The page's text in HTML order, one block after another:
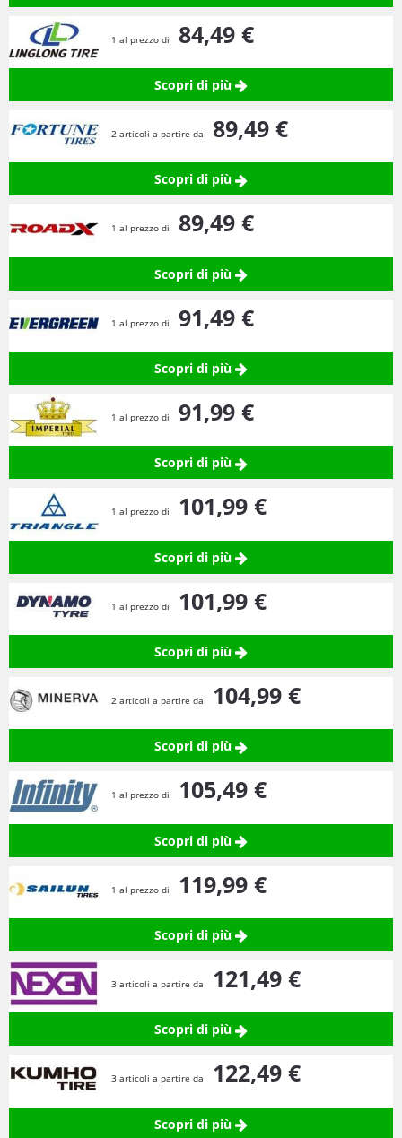
1 al prezzo di 84,49 €
Scopri di più
2 articoli a partire da 89,49 €
Scopri di più
1 al prezzo di 89,49 €
Scopri di più
1 al prezzo di 91,49 €
Scopri di più
1 al prezzo di 91,99 €
Scopri di più
1 al prezzo di 101,99 €
Scopri di più
1 al prezzo di 101,99 €
Scopri di più
2 articoli a partire da 104,99 €
Scopri di più
1 al prezzo di 105,49 €
Scopri di più
1 al prezzo di 119,99 €
Scopri di più
3 articoli a partire da 121,49 €
Scopri di più
3 articoli a partire da 122,49 €
Scopri di più